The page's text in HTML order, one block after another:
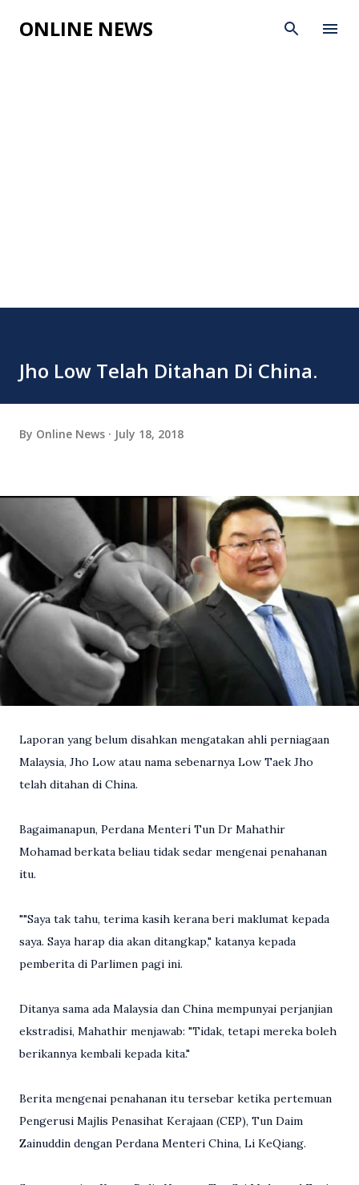
Skip to main content
ONLINE NEWS
Jho Low Telah Ditahan Di China.
By Online News July 18, 2018
Laporan yang belum disahkan mengatakan ahli perniagaan
Malaysia, Jho Low atau nama sebenarnya Low Taek Jho
telah ditahan di China.
Bagaimanapun, Perdana Menteri Tun Dr Mahathir
Mohamad berkata beliau tidak sedar mengenai penahanan
itu.
""Saya tak tahu, terima kasih kerana beri maklumat kepada
saya. Saya harap dia akan ditangkap," katanya kepada
pemberita di Parlimen pagi ini.
Ditanya sama ada Malaysia dan China mempunyai perjanjian
ekstradisi, Mahathir menjawab: "Tidak, tetapi mereka boleh
berikannya kembali kepada kita."
Berita mengenai penahanan itu tersebar ketika pertemuan
Pengerusi Majlis Penasihat Kerajaan (CEP), Tun Daim
Zainuddin dengan Perdana Menteri China, Li KeQiang.